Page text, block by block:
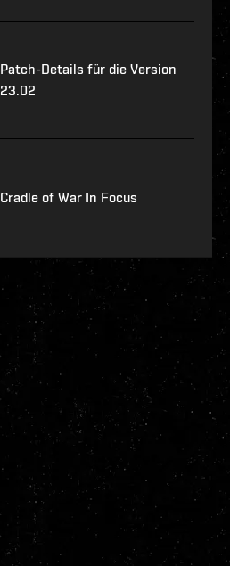
Patch-Details für die Version
23.02
Cradle of War In Focus